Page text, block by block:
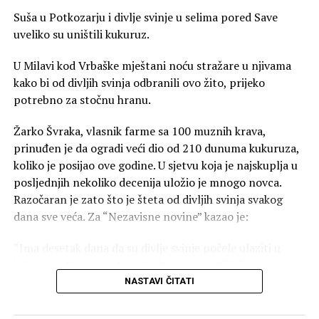
Princip poštovanja ljudskih prava i nediskriminacije:
srpske nacionalnosti s pravom doživljava kao uvreda i
glorifikacija događaja u kojem su stradali njihovi
sunarodnici, predstavlja stvaranje neprijateljskog i
nacionalnoj pripadnosti.
Čuvanje ugleda institucije van radnog vremena: Kodeks
izričito zabranjuje javne istupe i aktivnosti na
društvenim mrežama koji mogu dovesti do narušavanja
međunacionalnih odnosa i unijeti razdor među
Suša u Potkozarju i divlje svinje u selima pored Save
uveliko su uništili kukuruz.
U Milavi kod Vrbaške mještani noću stražare u njivama
kako bi od divljih svinja odbranili ovo žito, prijeko
potrebno za stočnu hranu.
Žarko Švraka, vlasnik farme sa 100 muznih krava,
prinuđen je da ogradi veći dio od 210 dunuma kukuruza,
koliko je posijao ove godine. U sjetvu koja je najskuplja u
posljednjih nekoliko decenija uložio je mnogo novca.
Razočaran je zato što je šteta od divljih svinja svakog
dana sve veća. Za “Nezavisne novine” kazao je:
počele uništavati, lomiti stabljike i jesti kukuruz pored
NASTAVI ČITATI